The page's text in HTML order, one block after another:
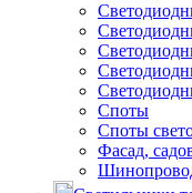
Споты
Споты
Фасад,